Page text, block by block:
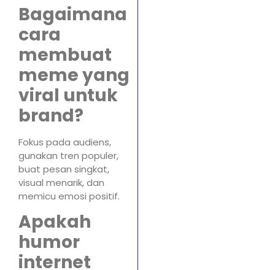
Bagaimana
cara
membuat
meme yang
viral untuk
brand?
Fokus pada audiens,
gunakan tren populer,
buat pesan singkat,
visual menarik, dan
memicu emosi positif.
Apakah
humor
internet